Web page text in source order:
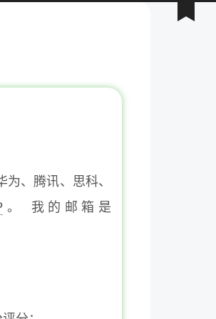
、腾讯、思科、
。 我的邮箱是